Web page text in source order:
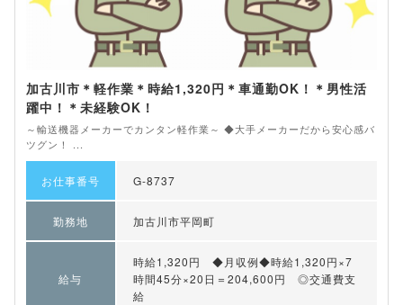
加古川市＊軽作業＊時給1,320円＊車通勤OK！＊男性活
躍中！＊未経験OK！
～輸送機器メーカーでカンタン軽作業～ ◆大手メーカーだから安心感バ
ツグン！ ...
お仕事番号 G-8737
勤務地 加古川市平岡町
給与
時給1,320円 ◆月収例◆時給1,320円×7
時間45分×20日＝204,600円 ◎交通費支
給